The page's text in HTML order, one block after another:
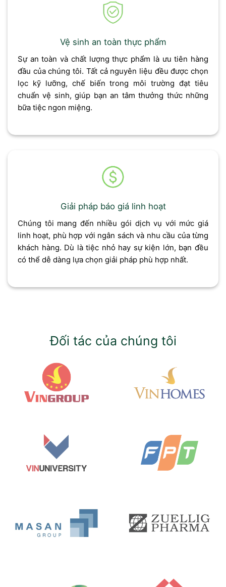
Vệ sinh an toàn thực phẩm
Sự an toàn và chất lượng thực phẩm là ưu tiên hàng
đầu của chúng tôi. Tất cả nguyên liệu đều được chọn
lọc kỹ lưỡng, chế biến trong môi trường đạt tiêu
chuẩn vệ sinh, giúp bạn an tâm thưởng thức những
bữa tiệc ngon miệng.
Giải pháp báo giá linh hoạt
Chúng tôi mang đến nhiều gói dịch vụ với mức giá
linh hoạt, phù hợp với ngân sách và nhu cầu của từng
khách hàng. Dù là tiệc nhỏ hay sự kiện lớn, bạn đều
có thể dễ dàng lựa chọn giải pháp phù hợp nhất.
Đối tác của chúng tôi